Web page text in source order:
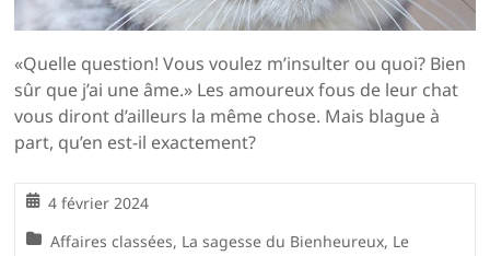
«Quelle question! Vous voulez m’insulter ou quoi? Bien
sûr que j’ai une âme.» Les amoureux fous de leur chat
vous diront d’ailleurs la même chose. Mais blague à
part, qu’en est-il exactement?
4 février 2024
Affaires classées, La sagesse du Bienheureux, Le